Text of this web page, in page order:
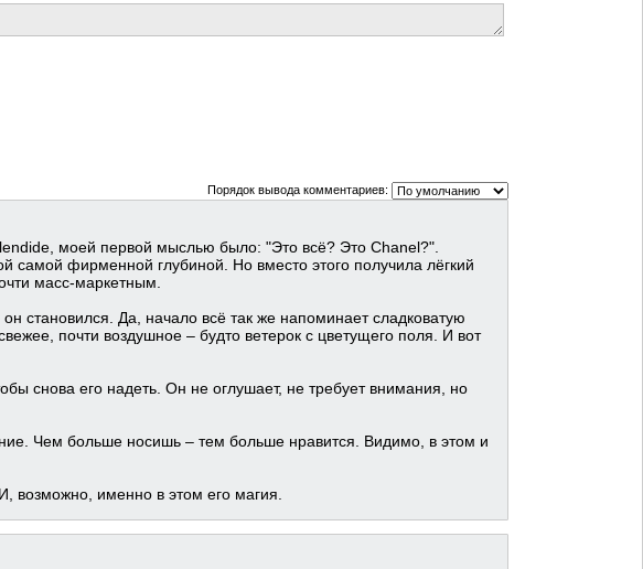
Порядок вывода комментариев:
моей первой мыслью было: "Это всё? Это Chanel?".
самой фирменной глубиной. Но вместо этого получила лёгкий
масс-маркетным.
становился. Да, начало всё так же напоминает сладковатую
почти воздушное – будто ветерок с цветущего поля. И вот
снова его надеть. Он не оглушает, не требует внимания, но
Чем больше носишь – тем больше нравится. Видимо, в этом и
возможно, именно в этом его магия.